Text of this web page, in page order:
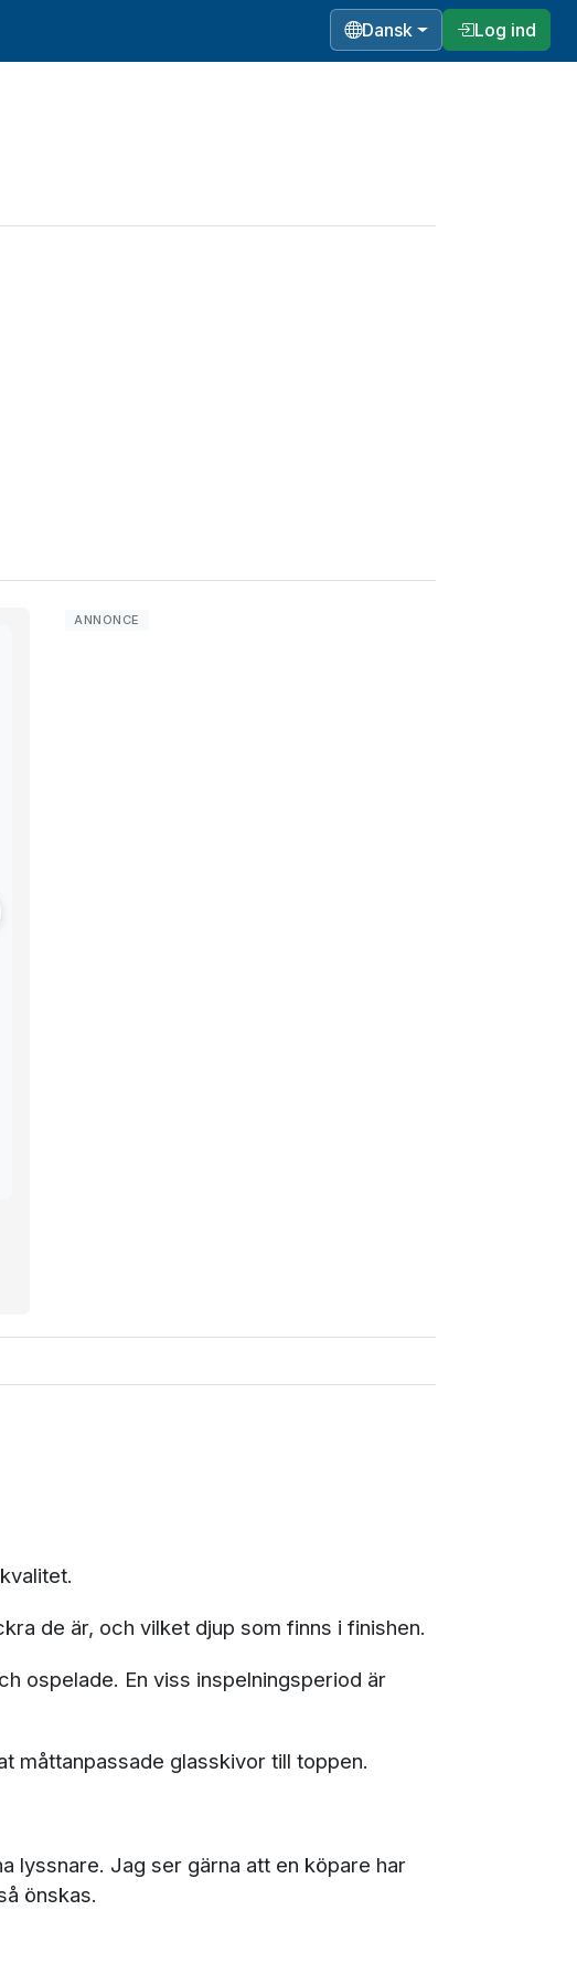
Dansk Log ind
de är, och vilket djup som finns i finishen.
ospelade. En viss inspelningsperiod är
måttanpassade glasskivor till toppen.
lyssnare. Jag ser gärna att en köpare har
önskas.